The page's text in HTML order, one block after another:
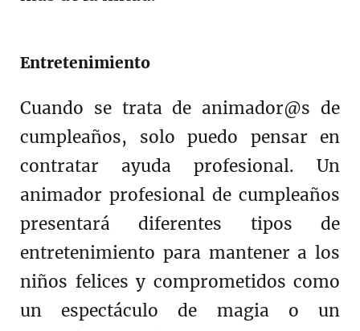
Entretenimiento
Cuando se trata de animador@s de
cumpleaños, solo puedo pensar en
contratar ayuda profesional. Un
animador profesional de cumpleaños
presentará diferentes tipos de
entretenimiento para mantener a los
niños felices y comprometidos como
un espectáculo de magia o un